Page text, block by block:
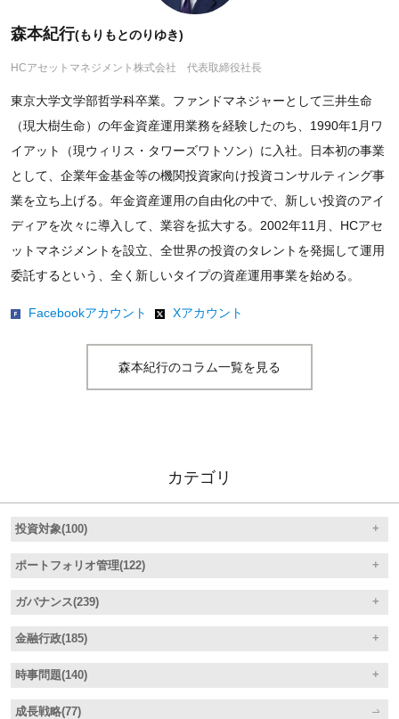
森本紀行(もりもとのりゆき)
HCアセットマネジメント株式会社 代表取締役社長
東京大学文学部哲学科卒業。ファンドマネジャーとして三井生命
（現大樹生命）の年金資産運用業務を経験したのち、1990年1月ワ
イアット（現ウィリス・タワーズワトソン）に入社。日本初の事業
として、企業年金基金等の機関投資家向け投資コンサルティング事
業を立ち上げる。年金資産運用の自由化の中で、新しい投資のアイ
ディアを次々に導入して、業容を拡大する。2002年11月、HCアセ
ットマネジメントを設立、全世界の投資のタレントを発掘して運用
委託するという、全く新しいタイプの資産運用事業を始める。
Facebookアカウント Xアカウント
森本紀行のコラム一覧を見る
カテゴリ
投資対象(100)
ポートフォリオ管理(122)
ガバナンス(239)
金融行政(185)
時事問題(140)
成長戦略(77)